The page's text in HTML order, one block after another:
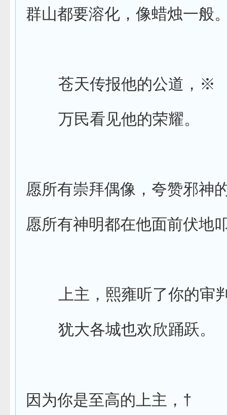
群山都要溶化，像蜡烛一般
苍天传报他的公道， ※
万民看见他的荣耀。
愿所有崇拜偶像，夸赞邪神
愿所有神明都在他面前伏地
上主，熙雍听了你的审
犹大各城也欢欣踊跃。
因为你是至高的上主， †